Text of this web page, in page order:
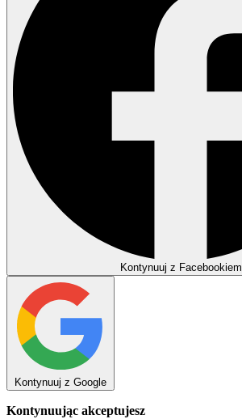
Kontynuuj z Facebookiem
Kontynuuj z Google
Kontynuując akceptujesz